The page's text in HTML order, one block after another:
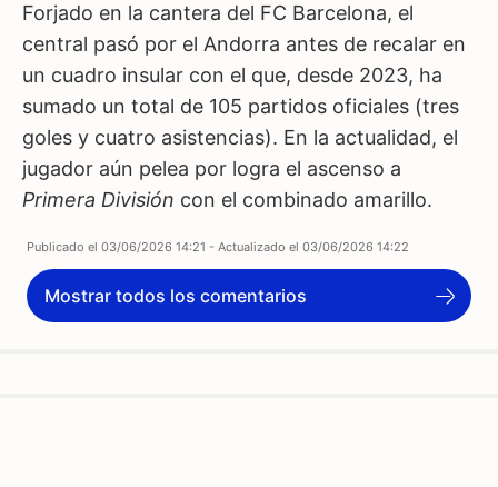
Forjado en la cantera del FC Barcelona, el
central pasó por el Andorra antes de recalar en
un cuadro insular con el que, desde 2023, ha
sumado un total de 105 partidos oficiales (tres
goles y cuatro asistencias). En la actualidad, el
jugador aún pelea por logra el ascenso a
Primera División con el combinado amarillo.
Publicado el 03/06/2026 14:21 - Actualizado el 03/06/2026 14:22
Mostrar todos los comentarios